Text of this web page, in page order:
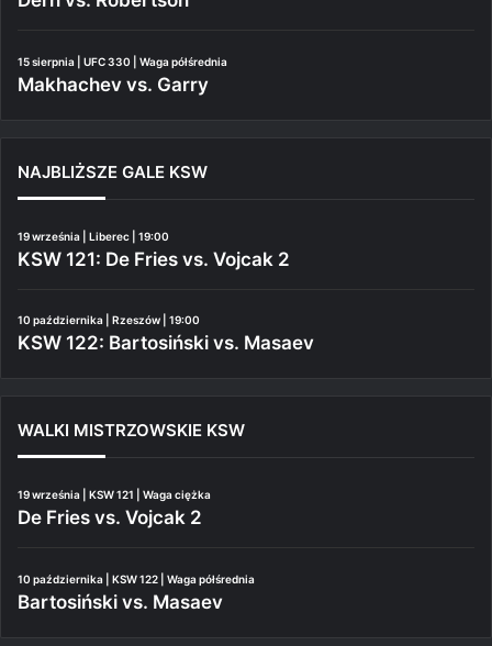
15 sierpnia | UFC 330 | Waga półśrednia
Makhachev vs. Garry
NAJBLIŻSZE GALE KSW
19 września | Liberec | 19:00
KSW 121: De Fries vs. Vojcak 2
10 października | Rzeszów | 19:00
KSW 122: Bartosiński vs. Masaev
WALKI MISTRZOWSKIE KSW
19 września | KSW 121 | Waga ciężka
De Fries vs. Vojcak 2
10 października | KSW 122 | Waga półśrednia
Bartosiński vs. Masaev